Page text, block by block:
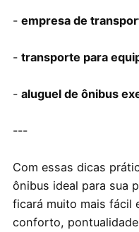
- empresa de
- transporte para
- aluguel de ônibus
---
Com essas dicas
ônibus ideal para sua
ficará muito mais fácil
conforto,